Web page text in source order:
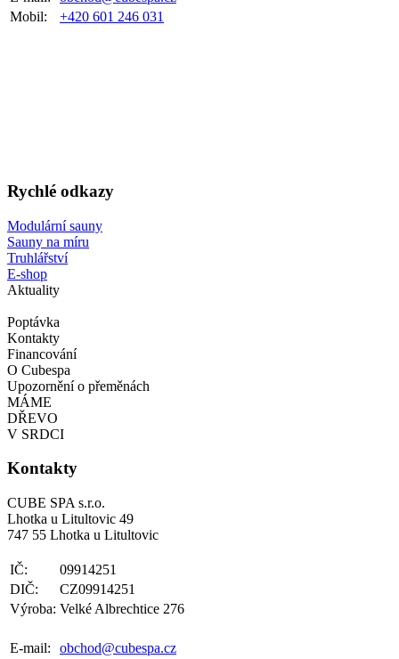
Mobil:
+420 601 246 031
Rychlé odkazy
Modulární sauny
Sauny na míru
Truhlářství
E-shop
Aktuality
Poptávka
Kontakty
Financování
O Cubespa
Upozornění o přeměnách
MÁME
DŘEVO
V SRDCI
Kontakty
CUBE SPA s.r.o.
Lhotka u Litultovic 49
747 55 Lhotka u Litultovic
IČ:
09914251
DIČ:
CZ09914251
Výroba: Velké Albrechtice 276
E-mail:
obchod@cubespa.cz